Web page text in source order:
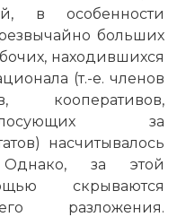
в особенности
больших
находившихся
(т.-е. членов
кооперативов,
за
насчитывалось
за этой
скрываются
разложения.